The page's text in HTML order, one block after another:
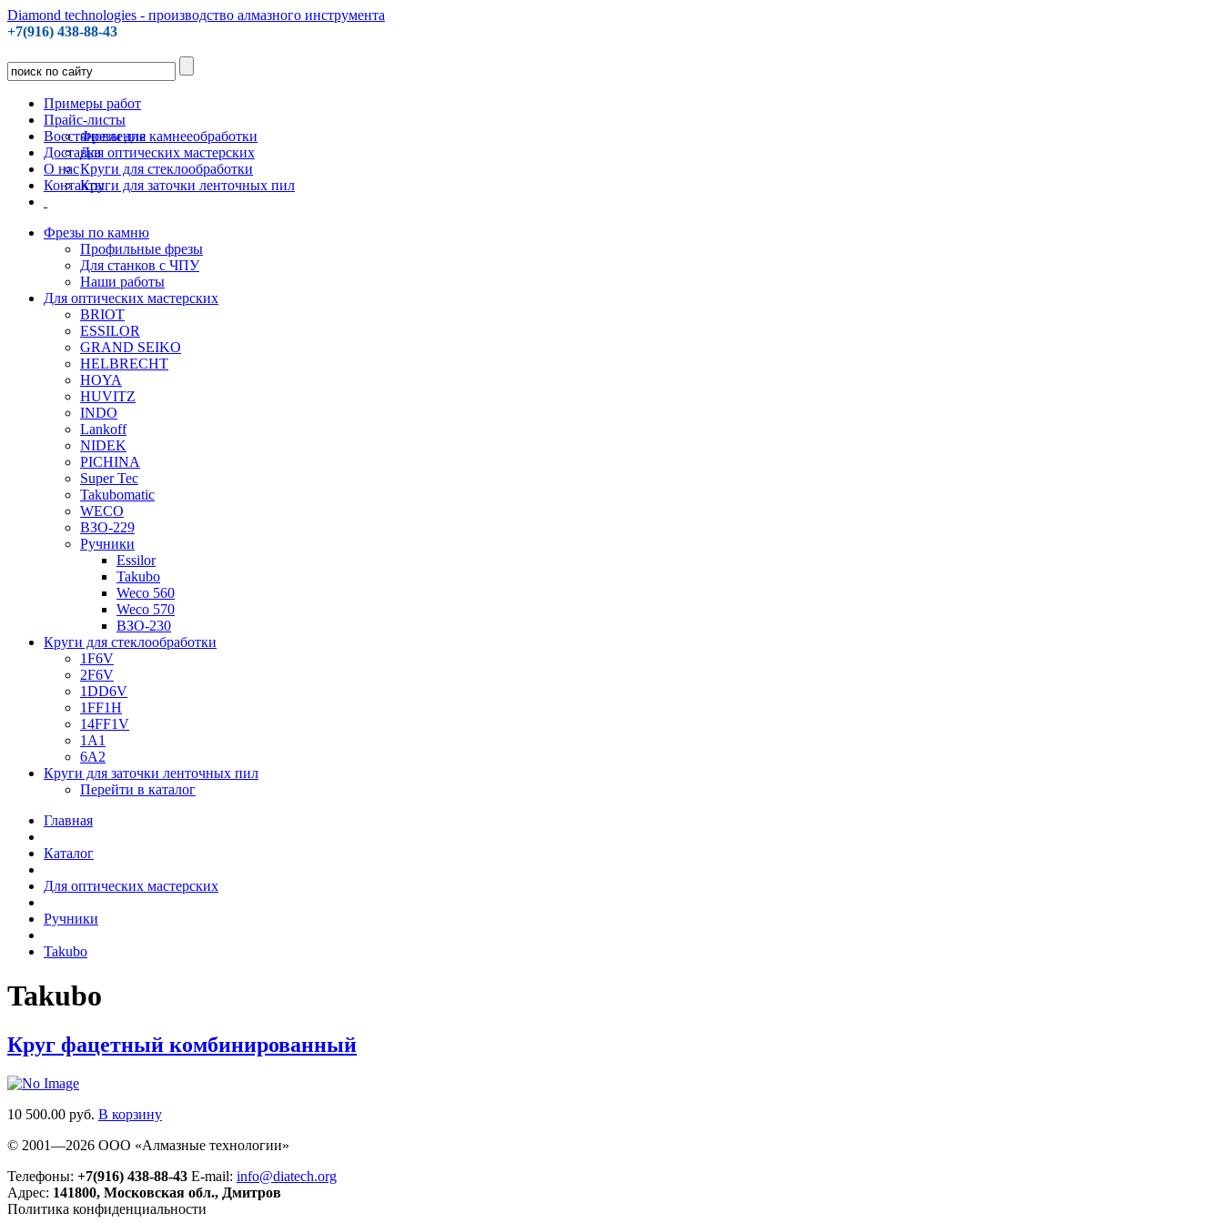
Diamond technologies - производство алмазного инструмента
+7(916) 438-88-43
Примеры работ
Прайс-листы
Фрезы для камнееобработки
Для оптических мастерских
Круги для стеклообработки
Круги для заточки ленточных пил
Восстановление
Доставка
О нас
Контакты
Фрезы по камню
Профильные фрезы
Для станков с ЧПУ
Наши работы
Для оптических мастерских
BRIOT
ESSILOR
GRAND SEIKO
HELBRECHT
HOYA
HUVITZ
INDO
Lankoff
NIDEK
PICHINA
Super Tec
Takubomatic
WECO
ВЗО-229
Ручники
Essilor
Takubo
Weco 560
Weco 570
ВЗО-230
Круги для стеклообработки
1F6V
2F6V
1DD6V
1FF1H
14FF1V
1A1
6A2
Круги для заточки ленточных пил
Перейти в каталог
Главная
Каталог
Для оптических мастерских
Ручники
Takubo
Takubo
Круг фацетный комбинированный
10 500.00 руб. В корзину
© 2001—2026 ООО «Алмазные технологии»
Телефоны: +7(916) 438-88-43 E-mail: info@diatech.org
Адрес: 141800, Московская обл., Дмитров
Политика конфиденциальности